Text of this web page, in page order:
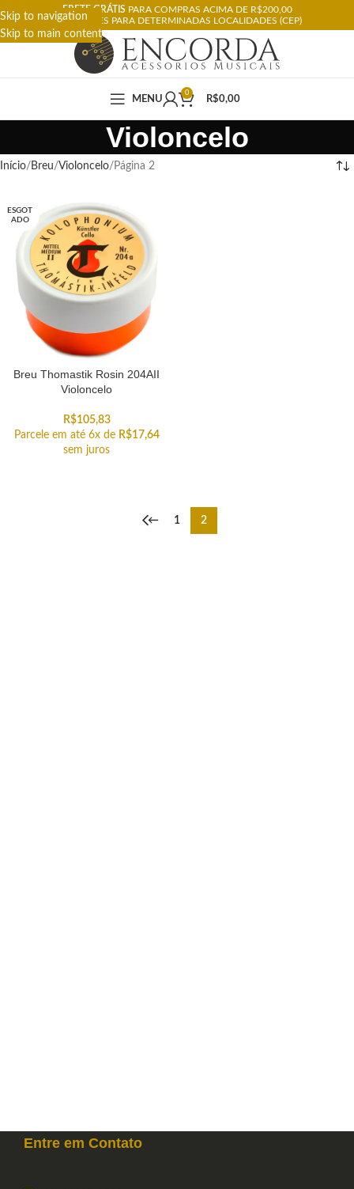
Skip to navigation
Skip to main content
FRETE GRÁTIS PARA COMPRAS ACIMA DE R$200,00
RESTRIÇÕES PARA DETERMINADAS LOCALIDADES (CEP)
MENU
0
R$0,00
Violoncelo
Início Breu Violoncelo Página 2
ESGOT
ADO
Breu Thomastik Rosin 204AII
Violoncelo
R$105,83
Parcele em até 6x de R$17,64
sem juros
← 1 2
Entre em Contato